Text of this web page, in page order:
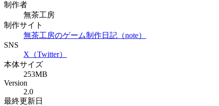
制作者
無茶工房
制作サイト
無茶工房のゲーム制作日記（note）
SNS
X（Twitter）
本体サイズ
253MB
Version
2.0
最終更新日